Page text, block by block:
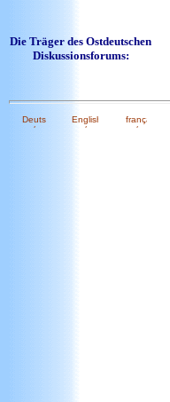
Die Träger des Ostdeutschen
Diskussionsforums: